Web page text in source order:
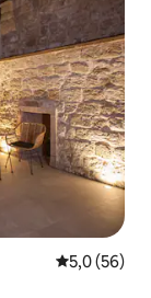
Xếp hạng
5,0 (56)